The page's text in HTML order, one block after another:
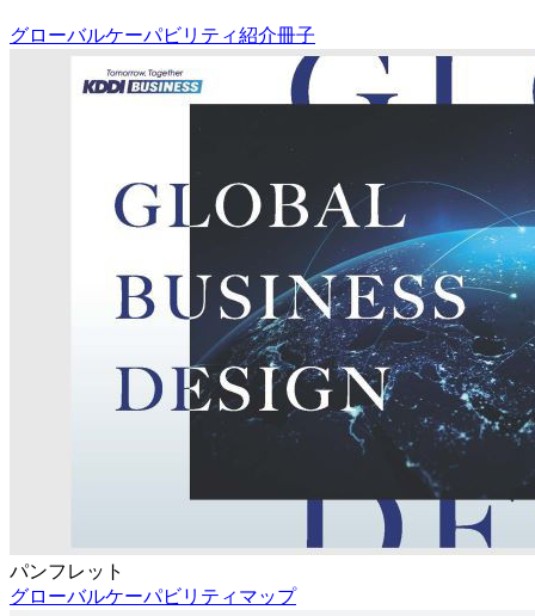
グローバルケーパビリティ紹介冊子
パンフレット
グローバルケーパビリティマップ